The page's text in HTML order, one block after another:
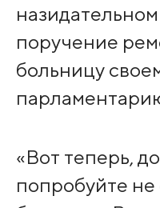
поручение
больницу
«Вот теперь,
попробуйте